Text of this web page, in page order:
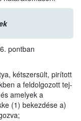
pontban
kétszersült, pirított
a feldolgozott tej-
amelyek a
(1) bekezdése a)